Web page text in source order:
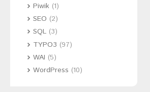
Piwik(1)
SEO (2)
SQL(3)
TYPO3 (97)
WAI (5)
WordPress (10)